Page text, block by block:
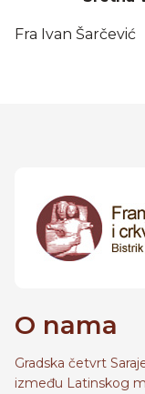
Fra Ivan Šarčević
O nama
Gradska četvrt
između Latinskog